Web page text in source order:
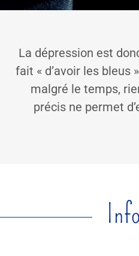
La dépression est
fait « d’avoir les
malgré le temps,
précis ne permet